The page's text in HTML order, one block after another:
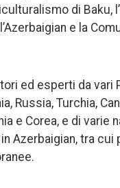
di Baku,
e la
ed esperti da vari
Russia, Turchia,
e Corea, e di varie
Azerbaigian, tra